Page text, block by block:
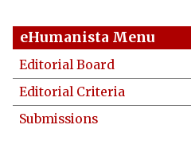
eHumanista Menu
Editorial Board
Editorial Criteria
Submissions